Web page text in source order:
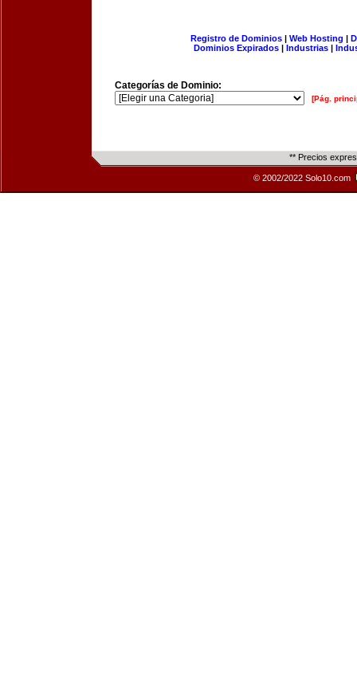
Registro de Dominios| Web Hosting |
Dominios Expirados | Industrias |
Categorías de Dominio:
[Pág.
** Precios
© 2002/2022 Solo10.com